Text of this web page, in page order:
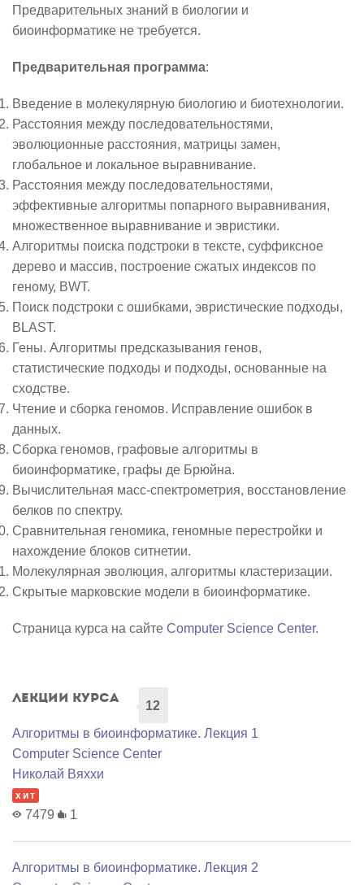
Предварительных знаний в биологии и
биоинформатике не требуется.
Предварительная программа:
Введение в молекулярную биологию и биотехнологии.
Расстояния между последовательностями,
эволюционные расстояния, матрицы замен,
глобальное и локальное выравнивание.
Расстояния между последовательностями,
эффективные алгоритмы попарного выравнивания,
множественное выравнивание и эвристики.
Алгоритмы поиска подстроки в тексте, суффиксное
дерево и массив, построение сжатых индексов по
геному, BWT.
Поиск подстроки с ошибками, эвристические подходы,
BLAST.
Гены. Алгоритмы предсказывания генов,
статистические подходы и подходы, основанные на
сходстве.
Чтение и сборка геномов. Исправление ошибок в
данных.
Сборка геномов, графовые алгоритмы в
биоинформатике, графы де Брюйна.
Вычислительная масс-спектрометрия, восстановление
белков по спектру.
Сравнительная геномика, геномные перестройки и
нахождение блоков ситнетии.
Молекулярная эволюция, алгоритмы кластеризации.
Скрытые марковские модели в биоинформатике.
Страница курса на сайте Computer Science Center.
Лекции курса
12
Алгоритмы в биоинформатике. Лекция 1
Computer Science Center
Николай Вяххи
хит
7479 1
Алгоритмы в биоинформатике. Лекция 2